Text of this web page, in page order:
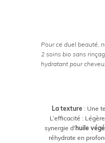
Pour ce duel beauté,
2 soins bio sans
hydratant pour
La texture : Une
L’efficacité :
synergie d' huile
réhydrate en